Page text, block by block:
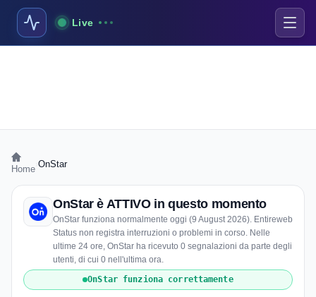
Live
Home OnStar
OnStar è ATTIVO in questo momento
OnStar funziona normalmente oggi (9 August 2026). Entireweb
Status non registra interruzioni o problemi in corso. Nelle
ultime 24 ore, OnStar ha ricevuto 0 segnalazioni da parte degli
utenti, di cui 0 nell'ultima ora.
OnStar funziona correttamente